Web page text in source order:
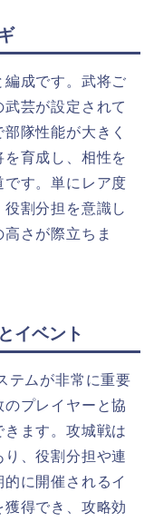
成です。武将ご
芸が設定されて
隊性能が大きく
育成し、相性を
す。単にレア度
割分担を意識し
さが際立ちま
イベント
テムが非常に重要
プレイヤーと協
ます。攻城戦は
、役割分担や連
に開催されるイ
得でき、攻略効